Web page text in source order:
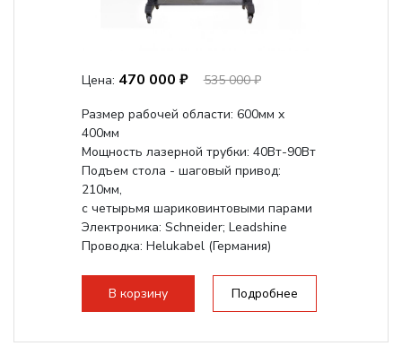
Цена: 470 000 ₽
535 000 ₽
Размер рабочей области: 600мм x
400мм
Мощность лазерной трубки: 40Вт-90Вт
Подъем стола - шаговый привод:
210мм,
с четырьмя шариковинтовыми парами
Электроника: Schneider; Leadshine
Проводка: Helukabel (Германия)
В корзину
Подробнее